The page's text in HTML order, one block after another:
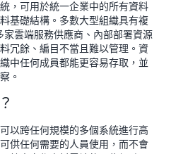
，可用於統一企業中的所有資料
基礎結構。多數大型組織具有複
雲端服務供應商、內部部署資源
冗餘、編目不當且難以管理。資
中任何成員都能更容易存取，並
。
以跨任何規模的多個系統進行高
供任何需要的人員使用，而不會